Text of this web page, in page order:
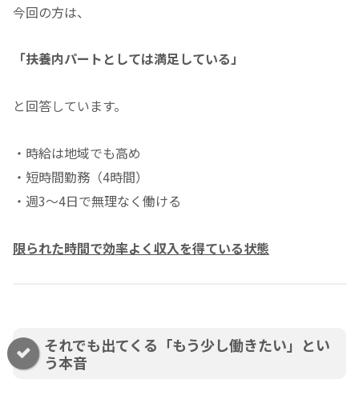
今回の方は、
「扶養内パートとしては満足している」
と回答しています。
・時給は地域でも高め
・短時間勤務（4時間）
・週3〜4日で無理なく働ける
限られた時間で効率よく収入を得ている状態
それでも出てくる「もう少し働きたい」とい
う本音